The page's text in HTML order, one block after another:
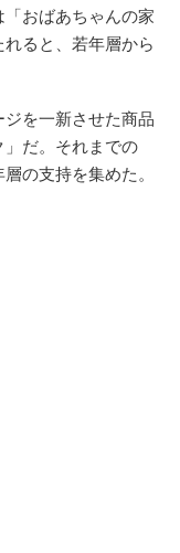
おばあちゃんの家
ると、若年層から
を一新させた商品
」だ。それまでの
の支持を集めた。